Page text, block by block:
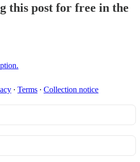
this post for free in the
∙ Terms ∙ Collection notice